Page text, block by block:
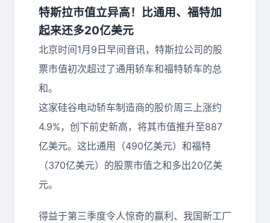
特斯拉市值立异高！比通用、福特加
起来还多20亿美元
北京时间1月9日早间音讯，特斯拉公司的股
票市值初次超过了通用轿车和福特轿车的总
和。
这家硅谷电动轿车制造商的股价周三上涨约
4.9%，创下前史新高，将其市值推升至887
亿美元。这比通用（490亿美元）和福特
（370亿美元）的股票市值之和多出20亿美
元。
得益于第三季度令人惊奇的赢利、我国新工厂